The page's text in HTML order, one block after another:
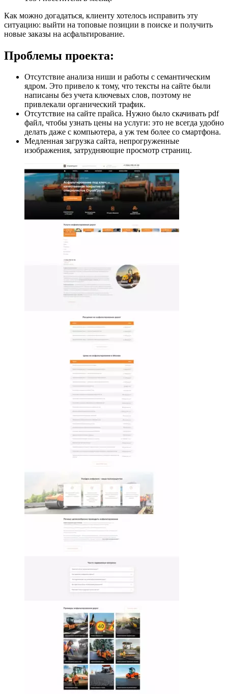
Как можно догадаться, клиенту хотелось исправить эту
ситуацию: выйти на топовые позиции в поиске и получить
новые заказы на асфальтирование.
Проблемы проекта:
Отсутствие анализа ниши и работы с семантическим
ядром. Это привело к тому, что тексты на сайте были
написаны без учета ключевых слов, поэтому не
привлекали органический трафик.
Отсутствие на сайте прайса. Нужно было скачивать pdf
файл, чтобы узнать цены на услуги: это не всегда удобно
делать даже с компьютера, а уж тем более со смартфона.
Медленная загрузка сайта, непрогруженные
изображения, затрудняющие просмотр страниц.